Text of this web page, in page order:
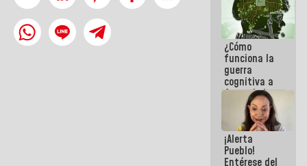
adaptarse
al plan de
ahorro
energético
¿Cómo
funciona la
guerra
cognitiva a
favor de la
narrativa
hegemónica?
(1)
¡Alerta
Pueblo!
Entérese del